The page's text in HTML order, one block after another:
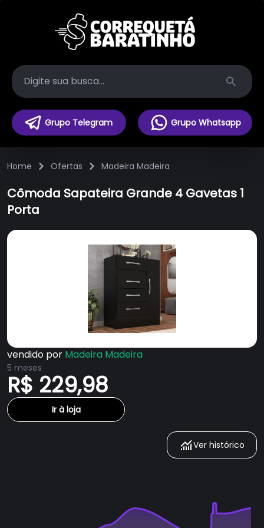
Search
Grupo Telegram Grupo Whatsapp
Home Ofertas Madeira Madeira
Cômoda Sapateira Grande 4 Gavetas 1
Porta
vendido por Madeira Madeira
5 meses
R$ 229,98
Ir à loja
Ver histórico